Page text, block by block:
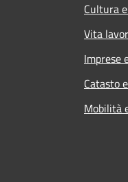
Cultura
Vita
Imprese
Catasto
Mobilità